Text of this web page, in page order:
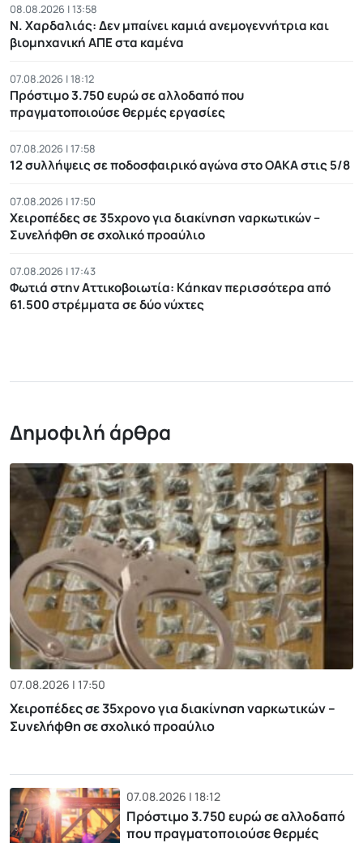
08.08.2026 | 13:58
Ν. Χαρδαλιάς: Δεν μπαίνει καμιά ανεμογεννήτρια και
βιομηχανική ΑΠΕ στα καμένα
07.08.2026 | 18:12
Πρόστιμο 3.750 ευρώ σε αλλοδαπό που
πραγματοποιούσε θερμές εργασίες
07.08.2026 | 17:58
12 συλλήψεις σε ποδοσφαιρικό αγώνα στο ΟΑΚΑ στις 5/8
07.08.2026 | 17:50
Χειροπέδες σε 35χρονο για διακίνηση ναρκωτικών –
Συνελήφθη σε σχολικό προαύλιο
07.08.2026 | 17:43
Φωτιά στην Αττικοβοιωτία: Kάηκαν περισσότερα από
61.500 στρέμματα σε δύο νύχτες
Δημοφιλή άρθρα
07.08.2026 | 17:50
Χειροπέδες σε 35χρονο για διακίνηση ναρκωτικών –
Συνελήφθη σε σχολικό προαύλιο
07.08.2026 | 18:12
Πρόστιμο 3.750 ευρώ σε αλλοδαπό
που πραγματοποιούσε θερμές